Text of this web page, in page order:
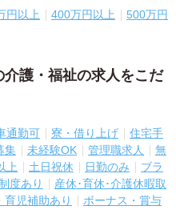
円以上 400万円以上
500万円
護・福祉の求人をこだ
通勤可 寮・借り上げ
住宅手
集 未経験OK 管理職求人
無
上 土日祝休 日勤のみ
ブラ
度あり
産休･育休･介護休暇取
育児補助あり
ボーナス・賞与